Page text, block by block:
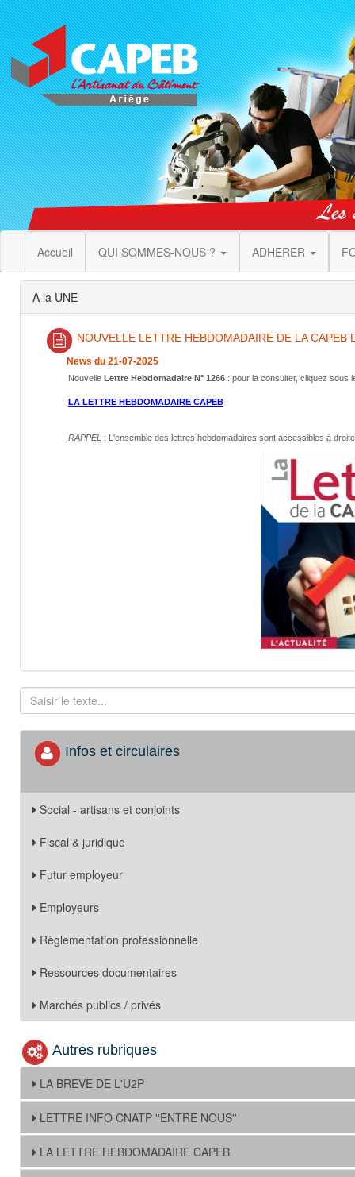
Accueil QUI SOMMES-NOUS ? ADHERER
A la UNE
NOUVELLE LETTRE HEBDOMADAIRE DE LA CAPEB
News du 21-07-2025
Nouvelle Lettre Hebdomadaire N° 1266 : pour la consulter, cliquez sous
LA LETTRE HEBDOMADAIRE CAPEB
RAPPEL : L'ensemble des lettres hebdomadaires sont accessibles à
Infos et circulaires
Social - artisans et conjoints
Fiscal & juridique
Futur employeur
Employeurs
Règlementation professionnelle
Ressources documentaires
Marchés publics / privés
Autres rubriques
LA BREVE DE L'U2P
LETTRE INFO CNATP ''ENTRE NOUS''
LA LETTRE HEBDOMADAIRE CAPEB